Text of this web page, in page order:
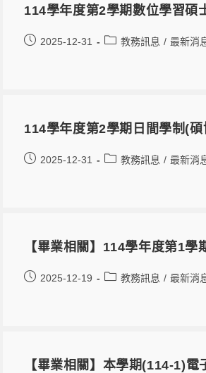
114學年度第2學期數位學習
2025-12-31 教務訊息 / 最新消
114學年度第2學期日間學制(
2025-12-31 教務訊息 / 最新消
【畢業相關】114學年度第1
2025-12-19 教務訊息 / 最新消
【畢業相關】本學期(114-1)